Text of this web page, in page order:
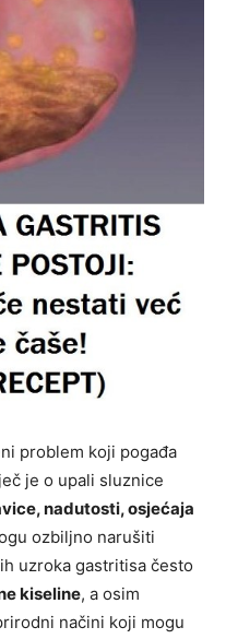
problem koji pogađa
je o upali sluznice
nadutosti, osjećaja
ozbiljno narušiti
uzroka gastritisa često
kiseline, a osim
načini koji mogu